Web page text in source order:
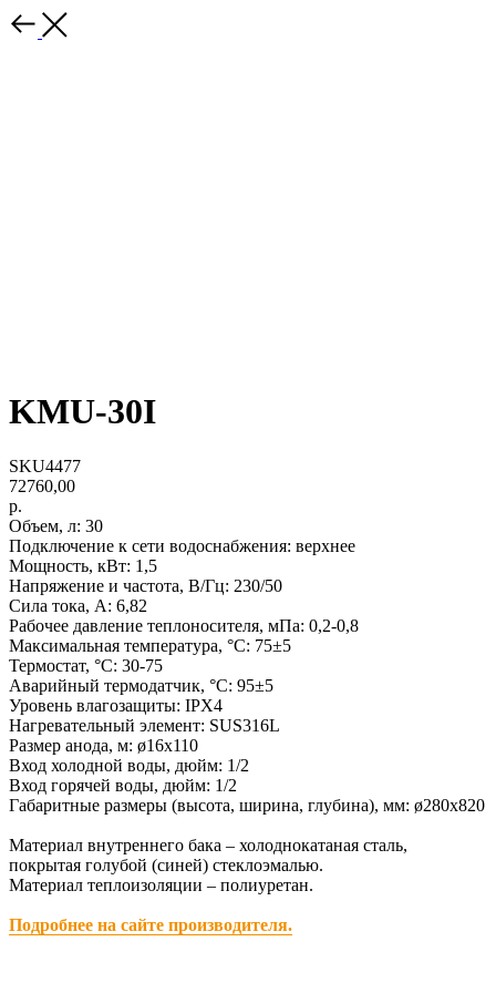
KMU-30I
SKU4477
72760,00
р.
Объем, л: 30
Подключение к сети водоснабжения: верхнее
Мощность, кВт: 1,5
Напряжение и частота, В/Гц: 230/50
Сила тока, А: 6,82
Рабочее давление теплоносителя, мПа: 0,2-0,8
Максимальная температура, °C: 75±5
Термостат, °C: 30-75
Аварийный термодатчик, °C: 95±5
Уровень влагозащиты: IPX4
Нагревательный элемент: SUS316L
Размер анода, м: ø16х110
Вход холодной воды, дюйм: 1/2
Вход горячей воды, дюйм: 1/2
Габаритные размеры (высота, ширина, глубина), мм: ø280х820
Материал внутреннего бака – холоднокатаная сталь,
покрытая голубой (синей) стеклоэмалью.
Материал теплоизоляции – полиуретан.
Подробнее на сайте производителя.